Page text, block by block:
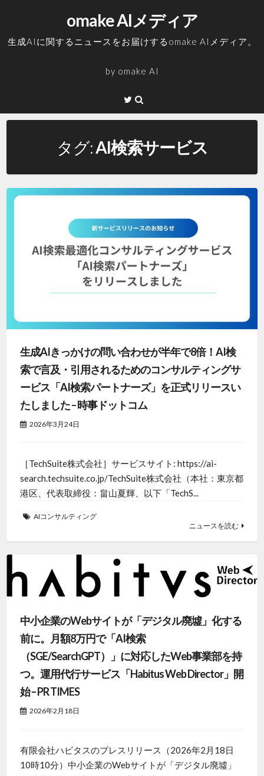
ッ
omake AIメディア
生成AIに関するニュースをお届けするomake AIメディア。
by omake AI
Twitter
タグ:AI検索サービス
生成AIきっかけの問い合わせが半年で8倍！AI検
索で言及・引用されるためのコンサルティングサ
ービス「AI検索パートナーズ」を正式リリースい
たしました – 時事ドットコム
2026年3月24日
［TechSuite株式会社］サービスサイト: https://ai-
search.techsuite.co.jp/TechSuite株式会社（本社：東京都
港区、代表取締役：畠山夏輝、以下「TechS...
AIコンサルティング
ニュースを読む
中小企業のWebサイトが「デジタル廃墟」化する
前に。月額8万円で「AI検索
（SGE/SearchGPT）」に対応したWeb事業部を持
つ。運用代行サービス「Habitus Web Director」開
始 – PR TIMES
2026年2月18日
有限会社ハビタスのプレスリリース（2026年2月18日
10時10分）中小企業のWebサイトが「デジタル廃墟」